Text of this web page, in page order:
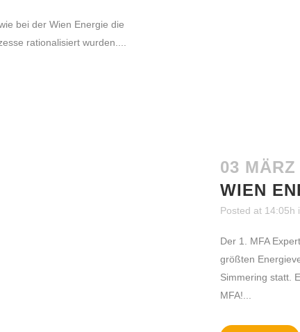
bei der Wien Energie die
rationalisiert wurden....
03 MÄRZ
WIEN
Posted at 14:05h
Der 1. MFA
größten
Simmering statt.
MFA!...
ÜBER DIE MFA
Das Ziel des gemeinnützigen Vereins MFA
internationale praxisorientierte
zwischen Wirtschaft und Wissenschaft in
Bereichen Instandhaltung, Facility
Informations- und Kommunikationsplattform